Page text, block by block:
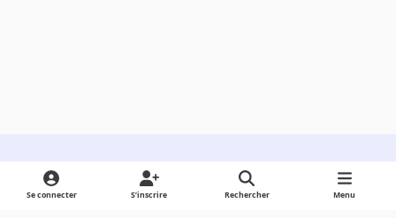
Light ModeDark ModeSystem Preference
Se connecter S’inscrire Rechercher Menu